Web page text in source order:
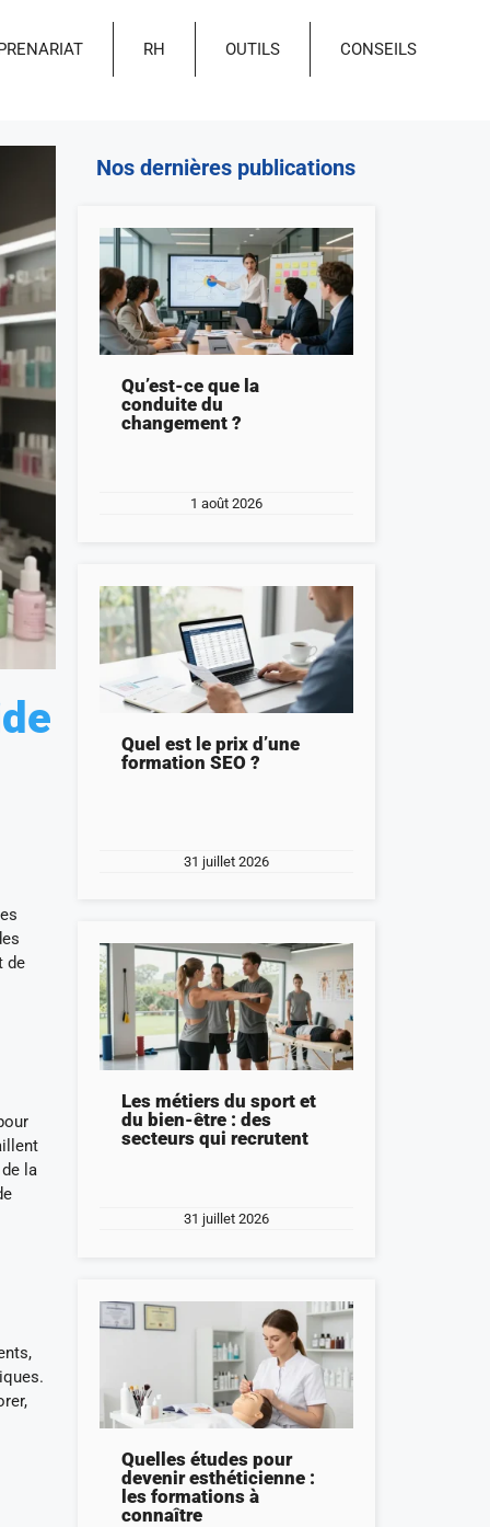
RH OUTILS CONSEILS
de
la
Nos dernières publications
Qu’est-ce que la
conduite du
changement ?
1 août 2026
Quel est le prix d’une
formation SEO ?
31 juillet 2026
Les métiers du sport et
du bien-être : des
secteurs qui recrutent
31 juillet 2026
Quelles études pour
devenir esthéticienne :
les formations à
connaître